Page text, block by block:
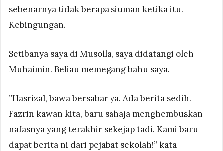
sebenarnya tidak berapa siuman ketika itu.
Kebingungan.
Setibanya saya di Musolla, saya didatangi oleh
Muhaimin. Beliau memegang bahu saya.
”Hasrizal, bawa bersabar ya. Ada berita sedih.
Fazrin kawan kita, baru sahaja menghembuskan
nafasnya yang terakhir sekejap tadi. Kami baru
dapat berita ni dari pejabat sekolah!” kata